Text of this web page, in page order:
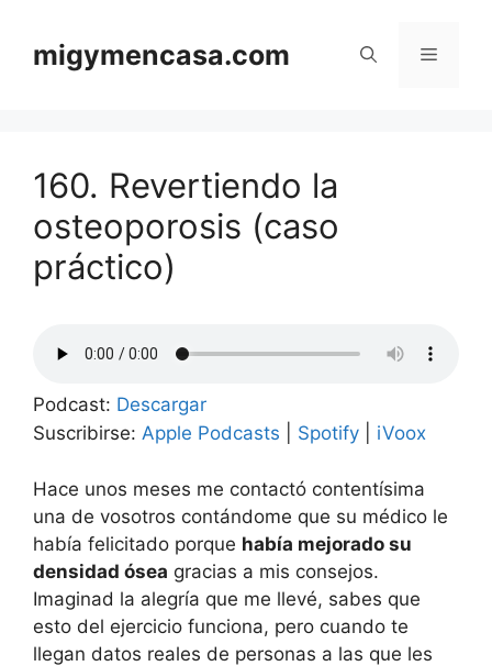
contenido
migymencasa.com Menú
160. Revertiendo la
osteoporosis (caso
práctico)
Podcast: Descargar
Suscribirse: Apple Podcasts Spotify iVoox
Hace unos meses me contactó contentísima
una de vosotros contándome que su médico le
había felicitado porque había mejorado su
densidad ósea gracias a mis consejos.
Imaginad la alegría que me llevé, sabes que
esto del ejercicio funciona, pero cuando te
llegan datos reales de personas a las que les